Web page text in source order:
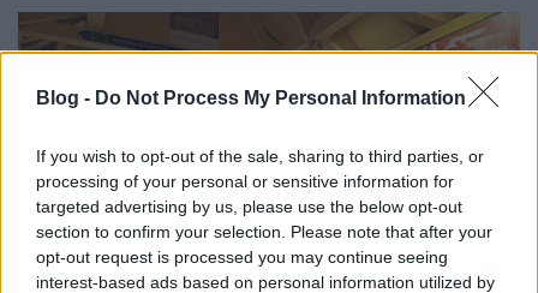
Blog - Do Not Process My Personal Information
If you wish to opt-out of the sale, sharing to third parties, or
processing of your personal or sensitive information for
targeted advertising by us, please use the below opt-out
section to confirm your selection. Please note that after your
opt-out request is processed you may continue seeing
interest-based ads based on personal information utilized by